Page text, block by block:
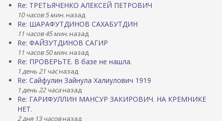
Re: ТРЕТЬЯЧЕНКО АЛЕКСЕЙ ПЕТРОВИЧ
10 часов 5 мин. назад
Re: ШАРАФУТДИНОВ САХАБУТДИН
11 часов 45 мин. назад
Re: ФАЙЗУТДИНОВ САГИР
11 часов 50 мин. назад
Re: ПРОВЕРЬТЕ. В базе не нашла.
1 день 21 часназад
Re: Сайфулин Зайнула Халиулович 1919
1 день 22 часаназад
Re: ГАРИФУЛЛИН МАНСУР ЗАКИРОВИЧ. НА КРЕМНИКЕ
НЕТ.
2 дня 13 часовназад